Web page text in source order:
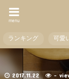
menu
ランキング 可愛
2017.11.22 -